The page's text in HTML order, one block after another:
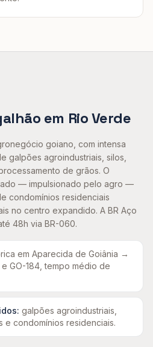
em Rio Verde
goiano, com intensa
galpões agroindustriais, silos,
de grãos. O
— impulsionado pelo agro —
condomínios residenciais
no centro expandido. A BR Aço
48h via BR-060.
em Aparecida de Goiânia →
GO-184, tempo médio de
galpões agroindustriais,
e condomínios residenciais.